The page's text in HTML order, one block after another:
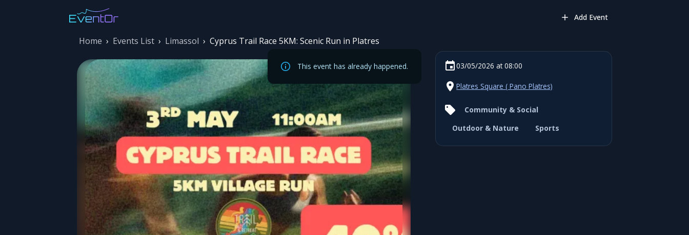
Add Event
This event has already happened.
Home › Events List › Limassol › Cyprus Trail Race 5KM: Scenic Run in Platres
03/05/2026 at 08:00
Platres Square ( Pano Platres)
Community & Social
Outdoor & Nature
Sports